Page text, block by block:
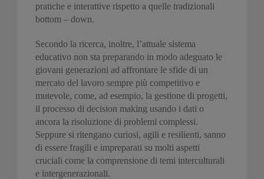
pratiche e interattive rispetto a quelle tradizionali
bottom – down.
Secondo la ricerca, inoltre, l’attuale sistema
educativo non sta preparando in modo adeguato le
giovani generazioni ad affrontare le sfide di un
mercato del lavoro sempre più competitivo e
mutevole, come, ad esempio, la gestione di progetti,
il processo di decision making usando i dati o
ancora la risoluzione di problemi complessi.
Seppure si ritengano curiosi, agili e resilienti, sanno
di essere fragili e impreparati su molti aspetti
cruciali come la comprensione di temi interculturali
e intergenerazionali.